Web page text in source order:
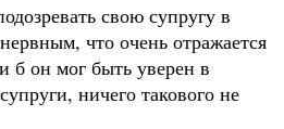
свою супругу в
что очень отражается
он мог быть уверен в
ничего такового не